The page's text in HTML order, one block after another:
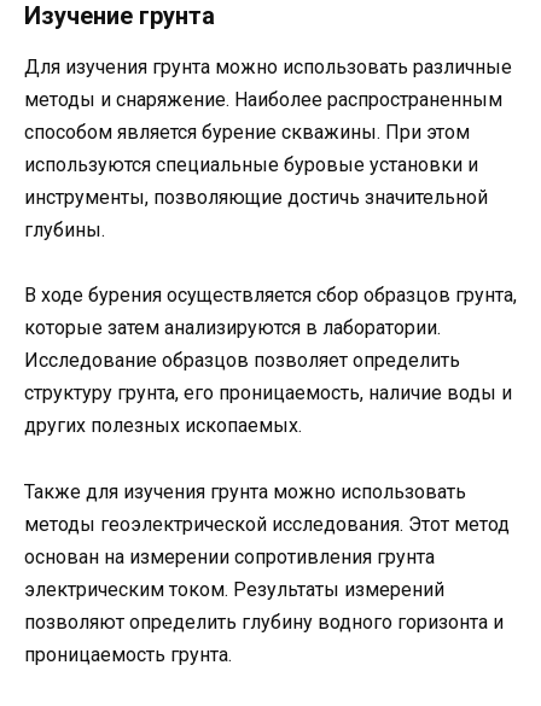
Изучение грунта
Для изучения грунта можно использовать различные
методы и снаряжение. Наиболее распространенным
способом является бурение скважины. При этом
используются специальные буровые установки и
инструменты, позволяющие достичь значительной
глубины.
В ходе бурения осуществляется сбор образцов грунта,
которые затем анализируются в лаборатории.
Исследование образцов позволяет определить
структуру грунта, его проницаемость, наличие воды и
других полезных ископаемых.
Также для изучения грунта можно использовать
методы геоэлектрической исследования. Этот метод
основан на измерении сопротивления грунта
электрическим током. Результаты измерений
позволяют определить глубину водного горизонта и
проницаемость грунта.